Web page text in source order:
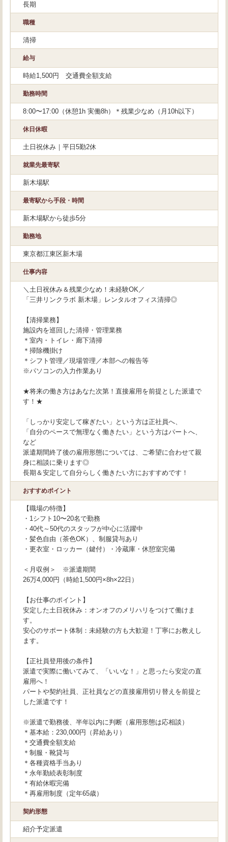
長期
職種
清掃
給与
時給1,500円 交通費全額支給
勤務時間
8:00〜17:00（休憩1h 実働8h）＊残業少なめ（月10h以下）
休日休暇
土日祝休み｜平日5勤2休
就業先最寄駅
新木場駅
最寄駅から手段・時間
新木場駅から徒歩5分
勤務地
東京都江東区新木場
仕事内容
＼土日祝休み＆残業少なめ！未経験OK／
「三井リンクラボ 新木場」レンタルオフィス清掃◎
【清掃業務】
施設内を巡回した清掃・管理業務
＊室内・トイレ・廊下清掃
＊掃除機掛け
＊シフト管理／現場管理／本部への報告等
※パソコンの入力作業あり
★将来の働き方はあなた次第！直接雇用を前提とした派遣で
す！★
「しっかり安定して稼ぎたい」という方は正社員へ、
「自分のペースで無理なく働きたい」という方はパートへ、
など
派遣期間終了後の雇用形態については、ご希望に合わせて親
身に相談に乗ります◎
長期＆安定して自分らしく働きたい方におすすめです！
おすすめポイント
【職場の特徴】
・1シフト10〜20名で勤務
・40代～50代のスタッフが中心に活躍中
・髪色自由（茶色OK）、制服貸与あり
・更衣室・ロッカー（鍵付）・冷蔵庫・休憩室完備
＜月収例＞ ※派遣期間
26万4,000円（時給1,500円×8h×22日）
【お仕事のポイント】
安定した土日祝休み：オンオフのメリハリをつけて働けま
す。
安心のサポート体制：未経験の方も大歓迎！丁寧にお教えし
ます。
【正社員登用後の条件】
派遣で実際に働いてみて、「いいな！」と思ったら安定の直
雇用へ！
パートや契約社員、正社員などの直接雇用切り替えを前提と
した派遣です！
※派遣で勤務後、半年以内に判断（雇用形態は応相談）
＊基本給：230,000円（昇給あり）
＊交通費全額支給
＊制服・靴貸与
＊各種資格手当あり
＊永年勤続表彰制度
＊有給休暇完備
＊再雇用制度（定年65歳）
契約形態
紹介予定派遣